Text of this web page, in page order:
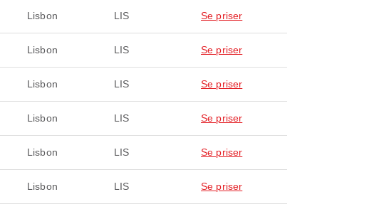
Lisbon LIS Se priser
Lisbon LIS Se priser
Lisbon LIS Se priser
Lisbon LIS Se priser
Lisbon LIS Se priser
Lisbon LIS Se priser